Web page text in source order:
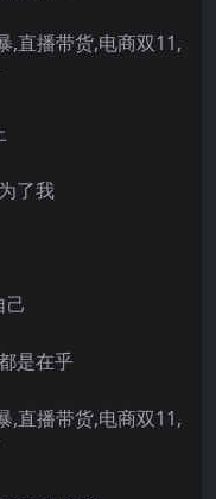
了我
己
是在乎